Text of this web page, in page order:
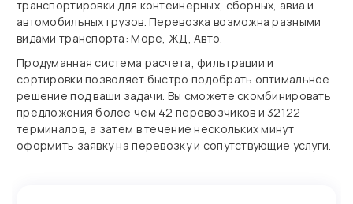
транспортировки для контейнерных, сборных, авиа и
автомобильных грузов. Перевозка возможна разными
видами транспорта: Море, ЖД, Авто.
Продуманная система расчета, фильтрации и
сортировки позволяет быстро подобрать оптимальное
решение под ваши задачи. Вы сможете скомбинировать
предложения более чем 42 перевозчиков и 32122
терминалов, а затем в течение нескольких минут
оформить заявку на перевозку и сопутствующие услуги.